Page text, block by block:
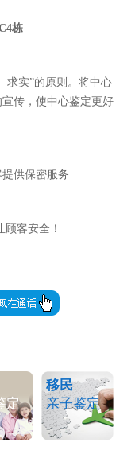
栋
求实”的原则。将中心
传，使中心鉴定更好
供保密服务
客安全！
定
移民
亲子鉴定